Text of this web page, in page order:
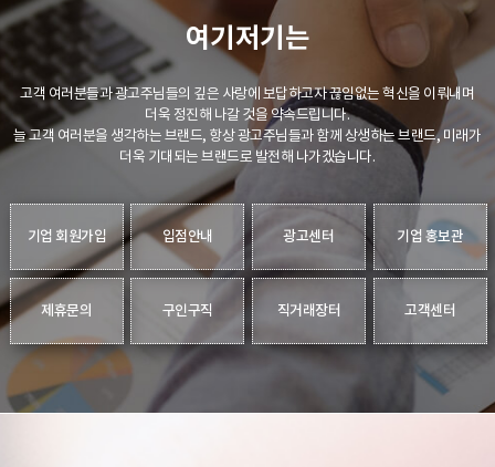
여기저기는
고객 여러분들과 광고주님들의 깊은 사랑에 보답하고자 끊임없는 혁신을 이뤄내며
더욱 정진해 나갈 것을 약속드립니다.
늘 고객 여러분을 생각하는 브랜드, 항상 광고주님들과 함께 상생하는 브랜드, 미래가
더욱 기대되는 브랜드로 발전해 나가겠습니다.
기업 회원가입 입점안내 광고센터 기업 홍보관
제휴문의 구인구직 직거래장터 고객센터